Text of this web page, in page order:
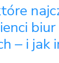
biur
– i jak